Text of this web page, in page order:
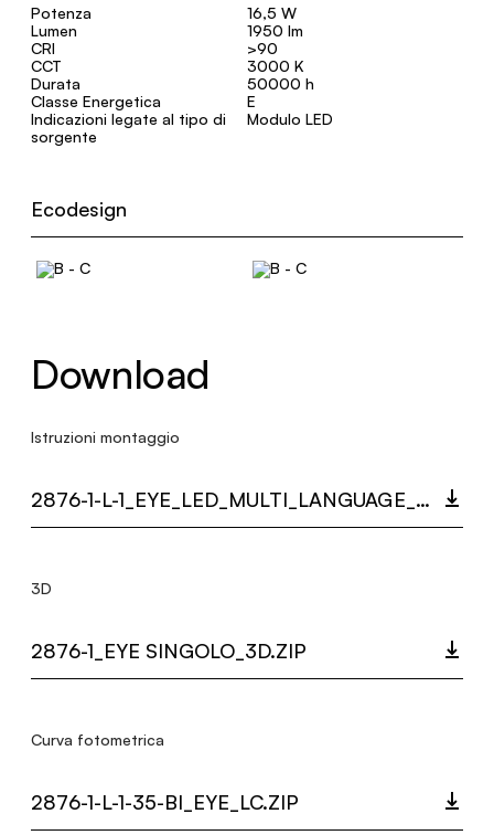
Potenza
16,5 W
Lumen
1950 lm
CRI
>90
CCT
3000 K
Durata
50000 h
Classe Energetica
E
Indicazioni legate al tipo di
sorgente
Modulo LED
Ecodesign
Download
Istruzioni montaggio
2876-1-L-1_EYE_LED_MULTI_LANGUAGE_9328_INST.PDF
3D
2876-1_EYE SINGOLO_3D.ZIP
Curva fotometrica
2876-1-L-1-35-BI_EYE_LC.ZIP